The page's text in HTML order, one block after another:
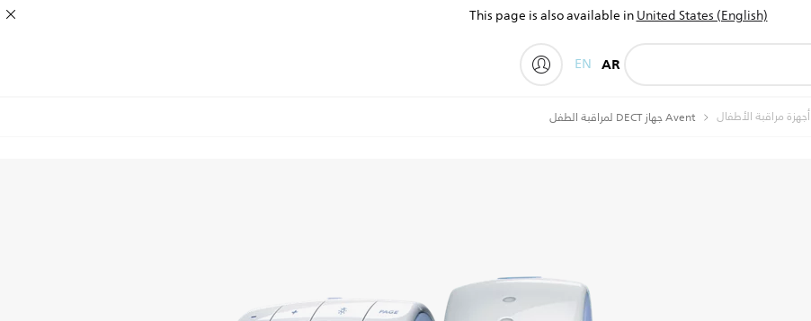
This page is also available inUnited States (English)
AR
EN
أجهزة مراقبة الأطفال Avent جهاز DECT لمراقبة الطفل